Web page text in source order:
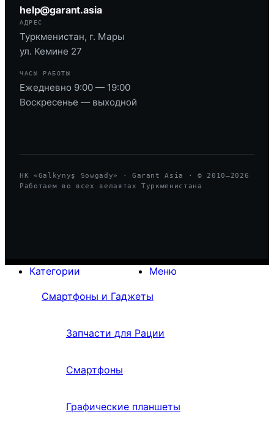
help@garant.asia
АДРЕС
Туркменистан, г. Мары
ул. Кемине 27
ЧАСЫ РАБОТЫ
Ежедневно 9:00 — 19:00
Воскресенье — выходной
HK «Galkynyş Sowgady» · Garant Asia · © 2010—2026
Работаем во всех велаятах Туркменистана
Меню
Категории
Смартфоны и Гаджеты
Запчасти для Рации
Смартфоны
Графические планшеты